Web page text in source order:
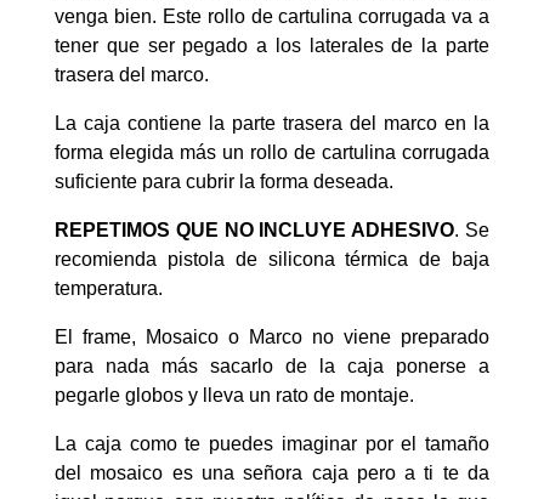
venga bien. Este rollo de cartulina corrugada va a
tener que ser pegado a los laterales de la parte
trasera del marco.
La caja contiene la parte trasera del marco en la
forma elegida más un rollo de cartulina corrugada
suficiente para cubrir la forma deseada.
REPETIMOS QUE NO INCLUYE ADHESIVO. Se
recomienda pistola de silicona térmica de baja
temperatura.
El frame, Mosaico o Marco no viene preparado
para nada más sacarlo de la caja ponerse a
pegarle globos y lleva un rato de montaje.
La caja como te puedes imaginar por el tamaño
del mosaico es una señora caja pero a ti te da